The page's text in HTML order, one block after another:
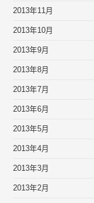
2013年11月
2013年10月
2013年9月
2013年8月
2013年7月
2013年6月
2013年5月
2013年4月
2013年3月
2013年2月